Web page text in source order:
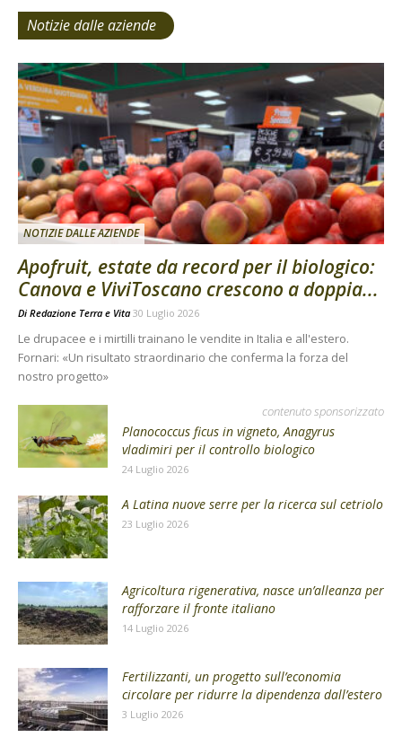
Notizie dalle aziende
NOTIZIE DALLE AZIENDE
Apofruit, estate da record per il biologico:
Canova e ViviToscano crescono a doppia...
Di Redazione Terra e Vita 30 Luglio 2026
Le drupacee e i mirtilli trainano le vendite in Italia e all'estero.
Fornari: «Un risultato straordinario che conferma la forza del
nostro progetto»
contenuto sponsorizzato
Planococcus ficus in vigneto, Anagyrus
vladimiri per il controllo biologico
24 Luglio 2026
A Latina nuove serre per la ricerca sul cetriolo
23 Luglio 2026
Agricoltura rigenerativa, nasce un’alleanza per
rafforzare il fronte italiano
14 Luglio 2026
Fertilizzanti, un progetto sull’economia
circolare per ridurre la dipendenza dall’estero
3 Luglio 2026